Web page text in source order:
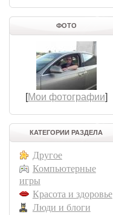
ФОТО
[Мои фотографии]
КАТЕГОРИИ РАЗДЕЛА
Другое
Компьютерные
игры
Красота и здоровье
Люди и блоги